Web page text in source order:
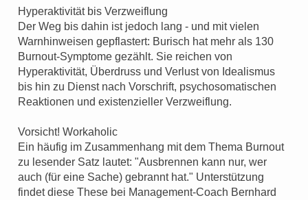
Hyperaktivität bis Verzweiflung
Der Weg bis dahin ist jedoch lang - und mit vielen
Warnhinweisen gepflastert: Burisch hat mehr als 130
Burnout-Symptome gezählt. Sie reichen von
Hyperaktivität, Überdruss und Verlust von Idealismus
bis hin zu Dienst nach Vorschrift, psychosomatischen
Reaktionen und existenzieller Verzweiflung.
Vorsicht! Workaholic
Ein häufig im Zusammenhang mit dem Thema Burnout
zu lesender Satz lautet: "Ausbrennen kann nur, wer
auch (für eine Sache) gebrannt hat." Unterstützung
findet diese These bei Management-Coach Bernhard